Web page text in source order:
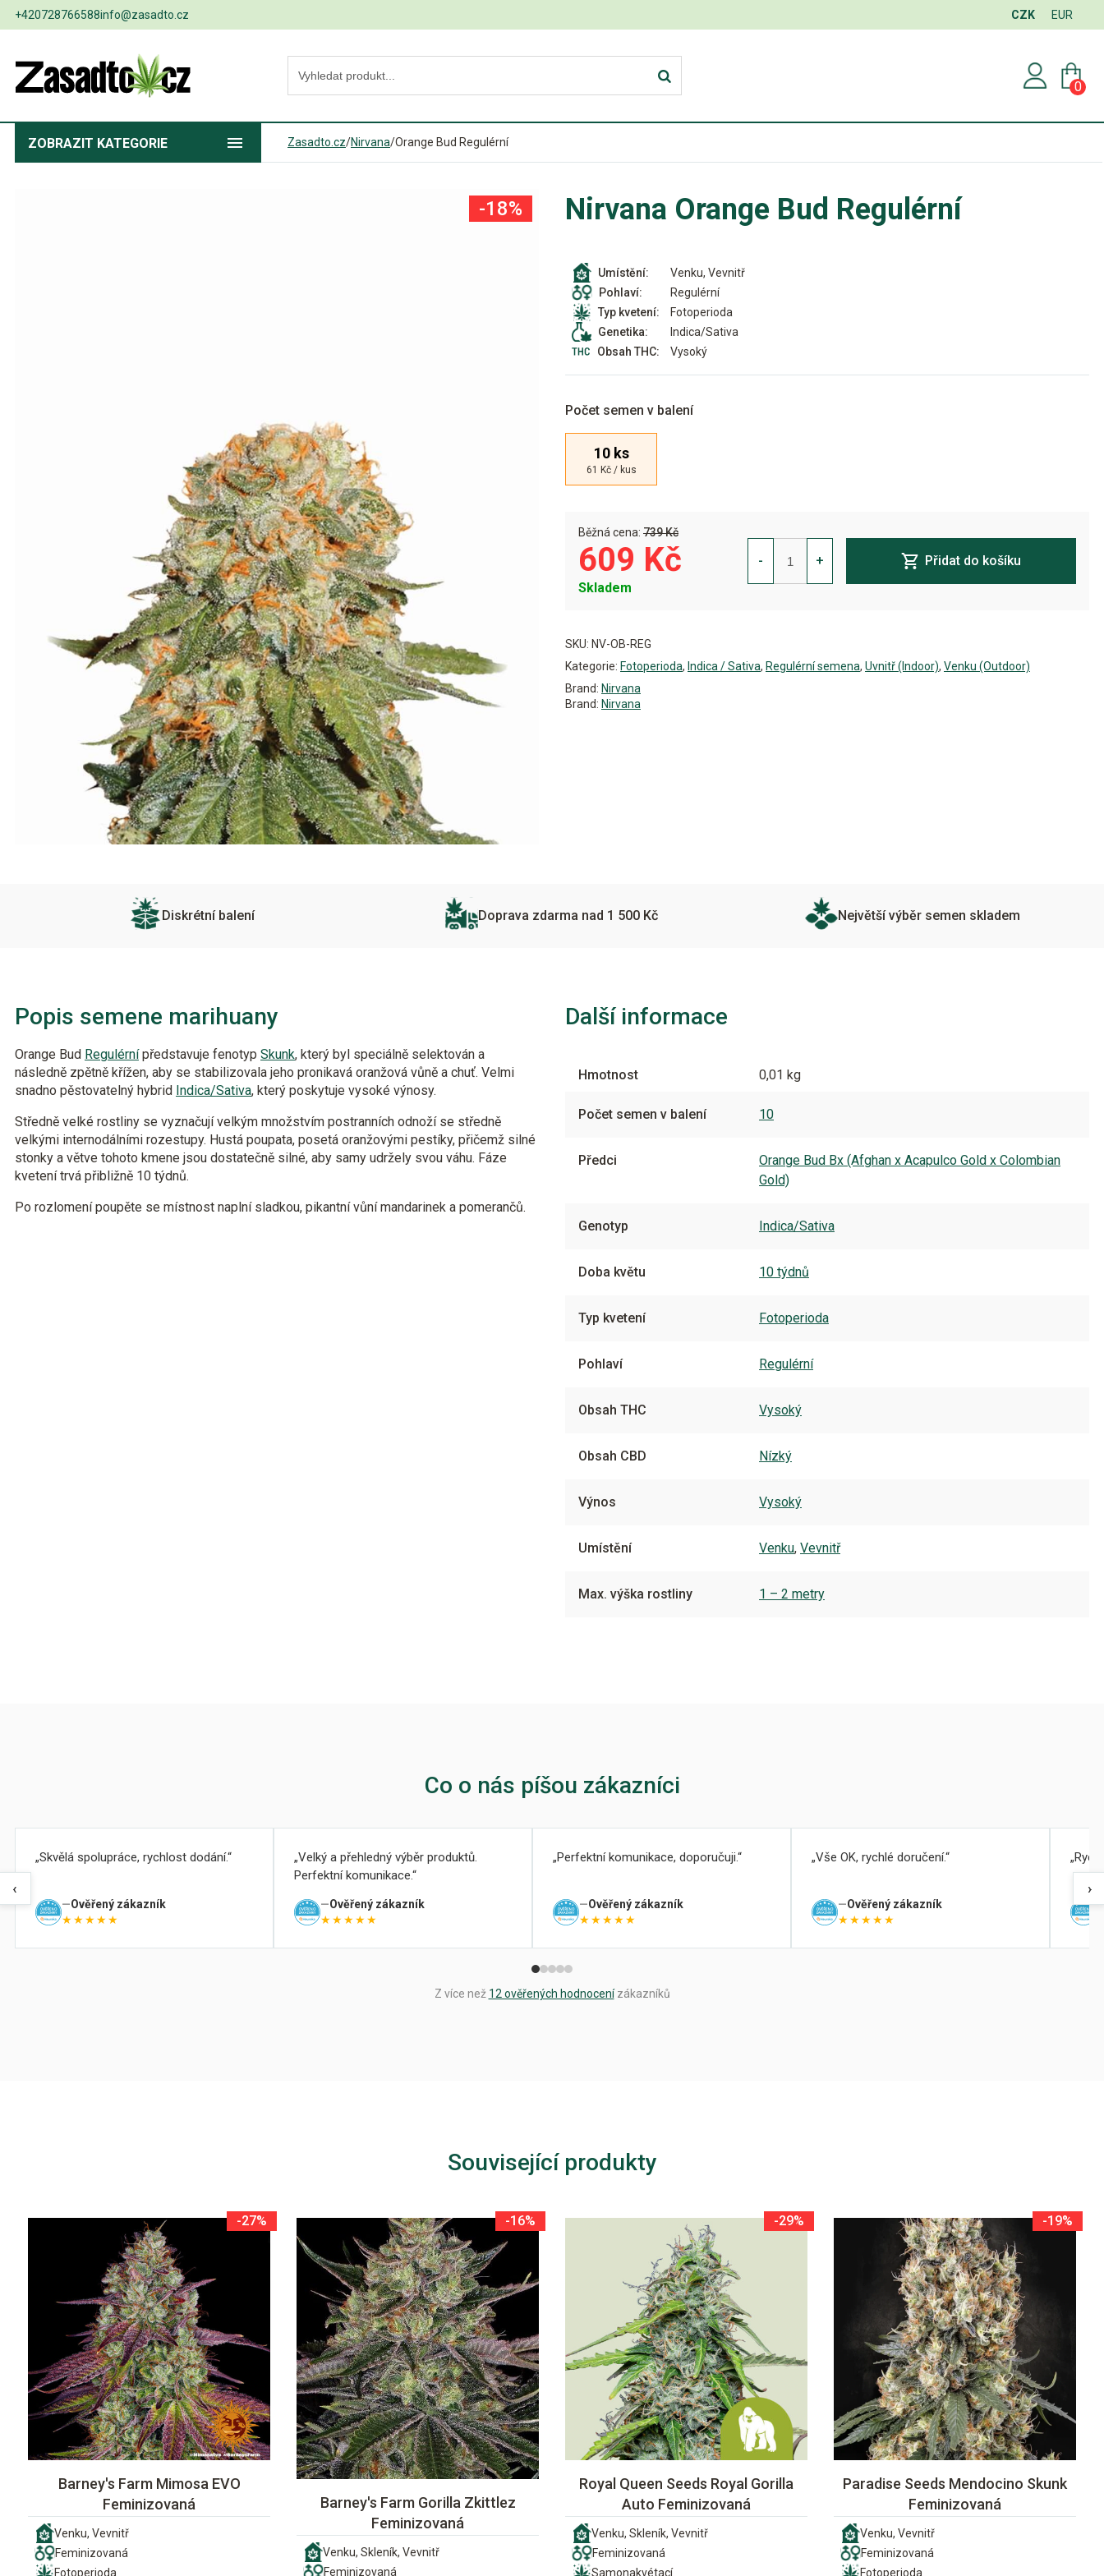
+420728766588info@zasadto.cz CZK EUR
0
ZOBRAZIT KATEGORIE Zasadto.cz/Nirvana/Orange Bud Regulérní
Nirvana Orange Bud Regulérní
Umístění:
Venku, Vevnitř
Pohlaví:
Regulérní
Typ kvetení:
Fotoperioda
Genetika:
Indica/Sativa
Obsah THC:
Vysoký
Počet semen v balení
10 ks
61 Kč / kus
Běžná cena: 739 Kč
-18%
609 Kč
Skladem
-
Orange
Bud
Regulérní
množství
+ Přidat do košíku
SKU: NV-OB-REG
Kategorie: Fotoperioda, Indica / Sativa, Regulérní semena, Uvnitř (Indoor), Venku (Outdoor)
Brand: Nirvana
Brand: Nirvana
Diskrétní balení Doprava zdarma nad 1 500 Kč Největší výběr semen skladem
Popis semene marihuany
Orange Bud Regulérnípředstavuje fenotyp Skunk, který byl speciálně selektován a
následně zpětně křížen, aby se stabilizovala jeho pronikavá oranžová vůně a chuť. Velmi
snadno pěstovatelný hybrid Indica/Sativa, který poskytuje vysoké výnosy.
Středně velké rostliny se vyznačují velkým množstvím postranních odnoží se středně
velkými internodálními rozestupy. Hustá poupata, posetá oranžovými pestíky, přičemž silné
stonky a větve tohoto kmene jsou dostatečně silné, aby samy udržely svou váhu. Fáze
kvetení trvá přibližně 10 týdnů.
Po rozlomení poupěte se místnost naplní sladkou, pikantní vůní mandarinek a pomerančů.
Další informace
Hmotnost 0,01 kg
Počet semen v balení 10
Předci
Orange Bud Bx (Afghan x Acapulco Gold x Colombian
Gold)
Genotyp Indica/Sativa
Doba květu 10 týdnů
Typ kvetení Fotoperioda
Pohlaví Regulérní
Obsah THC Vysoký
Obsah CBD Nízký
Výnos Vysoký
Umístění Venku, Vevnitř
Max. výška rostliny 1 – 2 metry
Co o nás píšou zákazníci
‹
Skvělá spolupráce, rychlost dodání.
Ověřený zákazník
★★★★★
Velký a přehledný výběr produktů.
Perfektní komunikace.
Ověřený zákazník
★★★★★
Perfektní komunikace, doporučuji.
Ověřený zákazník
★★★★★
Vše OK, rychlé doručení.
Ověřený zákazník
★★★★★
›
Z více než 12 ověřených hodnocenízákazníků
Související produkty
-27%
Barney's Farm Mimosa EVO
Feminizovaná
Venku, Vevnitř
Feminizovaná
Fotoperioda
-16%
Barney's Farm Gorilla Zkittlez
Feminizovaná
Venku, Skleník, Vevnitř
Feminizovaná
-29%
Royal Queen Seeds Royal Gorilla
Auto Feminizovaná
Venku, Skleník, Vevnitř
Feminizovaná
Samonakvétací
-19%
Paradise Seeds Mendocino Skunk
Feminizovaná
Venku, Vevnitř
Feminizovaná
Fotoperioda